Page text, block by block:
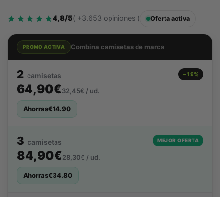
4,8/5( +3.653 opiniones ) Oferta activa
PROMO ACTIVA Combina camisetas de marca
2 camisetas −19%
64,90€32,45€ / ud.
Ahorras€14.90
3 camisetas MEJOR OFERTA
84,90€28,30€ / ud.
Ahorras€34.80